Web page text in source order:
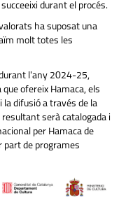
durant el procés.
ha suposat una
molt totes les
l'any 2024-25,
ofereix Hamaca, els
la difusió a través de la
serà catalogada i
per Hamaca de
part de programes